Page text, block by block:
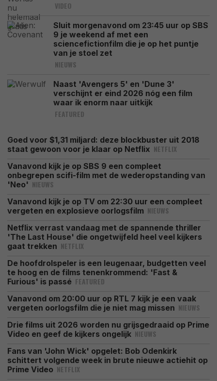
VIDEO
Sluit morgenavond om 23:45 uur op SBS
9 je weekend af met een
sciencefictionfilm die je op het puntje
van je stoel zet
NIEUWS
Naast 'Avengers 5' en 'Dune 3'
verschijnt er eind 2026 nóg een film
waar ik enorm naar uitkijk
FEATURED
Goed voor $1,31 miljard: deze blockbuster uit 2018
staat gewoon voor je klaar op Netflix NETFLIX
Vanavond kijk je op SBS 9 een compleet
onbegrepen scifi-film met de wederopstanding van
'Neo' NIEUWS
Vanavond kijk je op TV om 22:30 uur een compleet
vergeten en explosieve oorlogsfilm NIEUWS
Netflix verrast vandaag met de spannende thriller
'The Last House' die ongetwijfeld heel veel kijkers
gaat trekken NETFLIX
De hoofdrolspeler is een leugenaar, budgetten veel
te hoog en de films tenenkrommend: 'Fast &
Furious' is passé FEATURED
Vanavond om 20:00 uur op RTL 7 kijk je een vaak
vergeten oorlogsfilm die je niet mag missen NIEUWS
Drie films uit 2026 worden nu grijsgedraaid op Prime
Video en geef de kijkers ongelijk NIEUWS
Fans van 'John Wick' opgelet: Bob Odenkirk
schittert volgende week in brute nieuwe actiehit op
Prime Video NETFLIX